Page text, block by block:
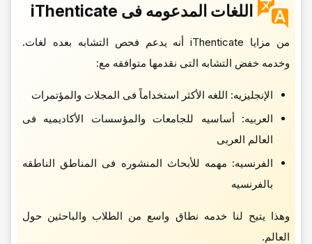
اللغات المدعومه فی iThenticate
من مزایا iThenticate أنه یدعم فحص التشابه بعده لغات.
وخدمه خفض التشابه التی نقدمها متوافقه مع:
الإنجلیزیه: اللغه الأکثر استخداماً فی المجلات والمؤتمرات
العربیه: أساسیه للجامعات والمؤسسات الأکادیمیه فی
العالم العربی
الفرنسیه: مهمه للأبحاث المنشوره فی المناطق الناطقه
بالفرنسیه
وهذا یتیح لنا خدمه نطاق واسع من الطلاب والباحثین حول
العالم.